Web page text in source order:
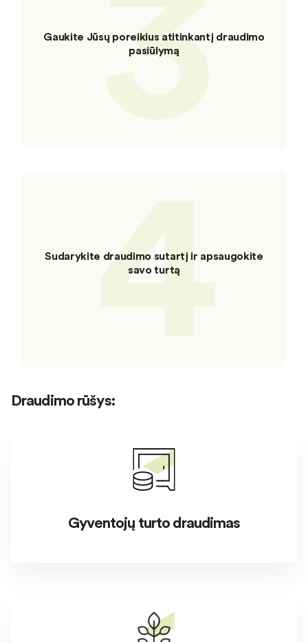
Gaukite Jūsų poreikius atitinkantį draudimo
pasiūlymą
4
Sudarykite draudimo sutartį ir apsaugokite
savo turtą
Draudimo rūšys:
Gyventojų turto draudimas